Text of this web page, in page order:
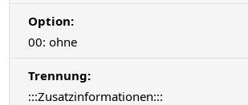
Option:
00: ohne
Trennung:
:::Zusatzinformationen:::